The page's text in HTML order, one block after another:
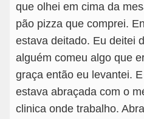
que olhei em cima da
pão pizza que comprei.
estava deitado. Eu deitei
alguém comeu algo que
graça então eu levantei.
estava abraçada com o
clinica onde trabalho.